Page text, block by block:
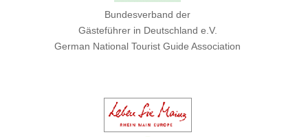
Bundesverband der
Gästeführer in Deutschland e.V.
German National Tourist Guide Association